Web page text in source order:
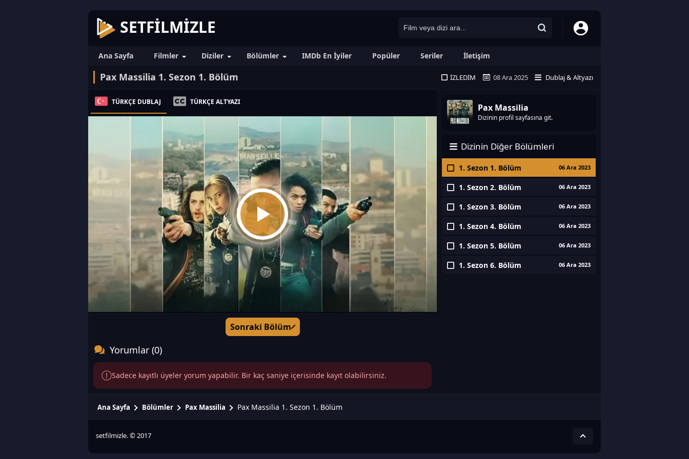
SETFILMIZLE
Ana Sayfa Filmler Diziler Bölümler IMDb En İyiler Popüler Seriler İletişim
Pax Massilia 1. Sezon 1. Bölüm İZLEDIM 08 Ara 2025 Dublaj & Altyazı
TÜRKÇE DUBLAJ TÜRKÇE ALTYAZI
Sonraki Bölüm
Pax Massilia
Dizinin profil sayfasına git.
Dizinin Diğer Bölümleri
1. Sezon 1. Bölüm 06 Ara 2023
1. Sezon 2. Bölüm 06 Ara 2023
1. Sezon 3. Bölüm 06 Ara 2023
1. Sezon 4. Bölüm 06 Ara 2023
1. Sezon 5. Bölüm 06 Ara 2023
1. Sezon 6. Bölüm 06 Ara 2023
Yorumlar (0)
Sadece kayıtlı üyeler yorum yapabilir. Bir kaç saniye içerisinde kayıt olabilirsiniz.
Ana Sayfa Bölümler Pax Massilia Pax Massilia 1. Sezon 1. Bölüm
setfilmizle. © 2017